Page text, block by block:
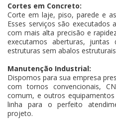
Cortes em Concreto:
Corte em laje, piso, parede e
Esses serviços são executados
com mais alta precisão e
executamos aberturas,
estruturas sem abalos
Manutenção Industrial:
Dispomos para sua empresa
com tornos convencionais,
comum, e outros
linha para o perfeito
projeto.